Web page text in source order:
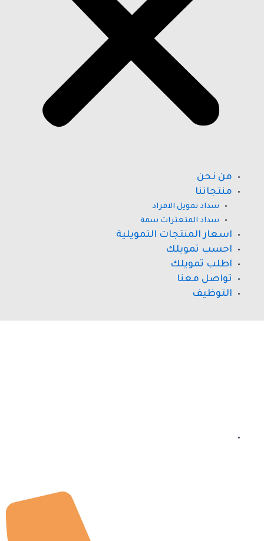
من نحن
منتجاتنا
سداد تمويل الافراد
سداد المتعثرات سمة
اسعار المنتجات التمويلية
احسب تمويلك
اطلب تمويلك
تواصل معنا
التوظيف